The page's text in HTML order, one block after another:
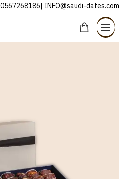
0567268186| INFO@saudi-dates.com